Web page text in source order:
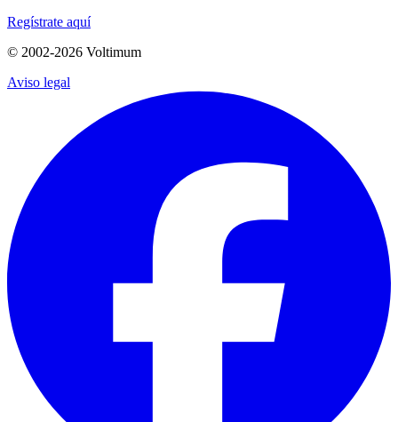
Regístrate aquí
© 2002-2026 Voltimum
Aviso legal